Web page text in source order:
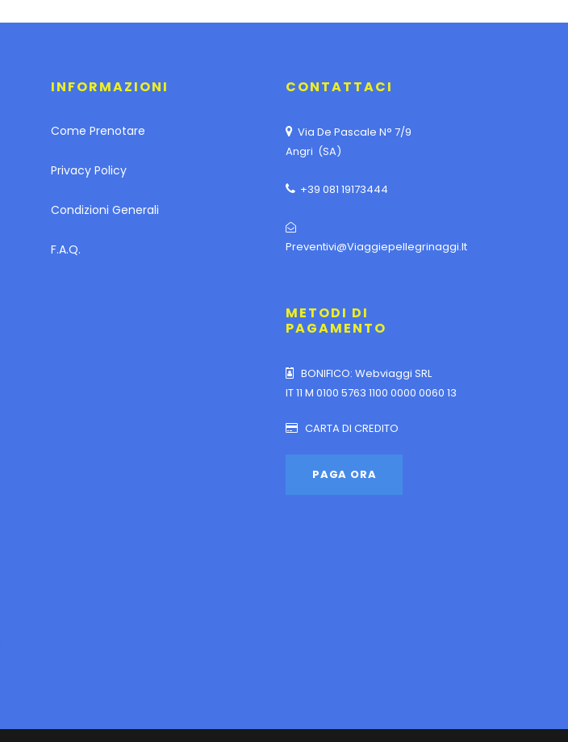
INFORMAZIONI
Come Prenotare
Privacy Policy
Condizioni Generali
F.A.Q.
CONTATTACI
Via De Pascale N° 7/9
Angri (SA)
+39 081 19173444
Preventivi@viaggiepellegrinaggi.it
METODI DI
PAGAMENTO
BONIFICO: Webviaggi SRL
IT 11 M 0100 5763 1100 0000 0060 13
CARTA DI CREDITO